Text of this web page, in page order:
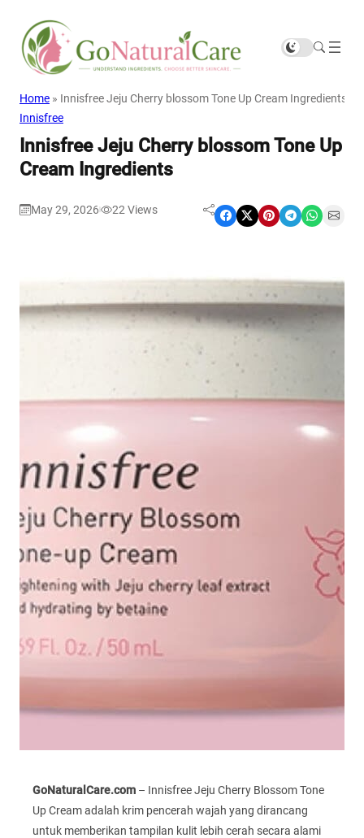
Home » Innisfree Jeju Cherry blossom Tone Up Cream Ingredients
Innisfree
Innisfree Jeju Cherry blossom Tone Up
Cream Ingredients
May 29, 2026 22Views Share on Facebook Share on X Share on Pinterest Share on Telegram Share on WhatsApp Share on Email
GoNaturalCare.com – Innisfree Jeju Cherry Blossom Tone
Up Cream adalah krim pencerah wajah yang dirancang
untuk memberikan tampilan kulit lebih cerah secara alami